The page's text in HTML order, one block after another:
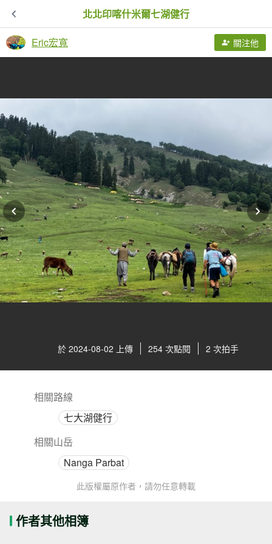
北北印喀什米爾七湖健行
Eric宏寬 關注他
於 2024-08-02 上傳 254 次點閱 2 次拍手
相關路線
七大湖健行
相關山岳
Nanga Parbat
此版權屬原作者，請勿任意轉載
作者其他相簿